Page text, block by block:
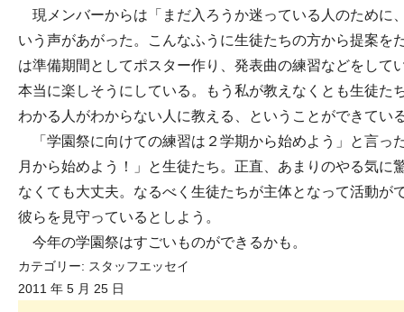
現メンバーからは「まだ入ろうか迷っている人のために
いう声があがった。こんなふうに生徒たちの方から提案を
は準備期間としてポスター作り、発表曲の練習などをして
本当に楽しそうにしている。もう私が教えなくとも生徒た
わかる人がわからない人に教える、ということができてい
「学園祭に向けての練習は２学期から始めよう」と言っ
月から始めよう！」と生徒たち。正直、あまりのやる気に
なくても大丈夫。なるべく生徒たちが主体となって活動が
彼らを見守っているとしよう。
今年の学園祭はすごいものができるかも。
カテゴリー: スタッフエッセイ
2011 年 5 月 25 日